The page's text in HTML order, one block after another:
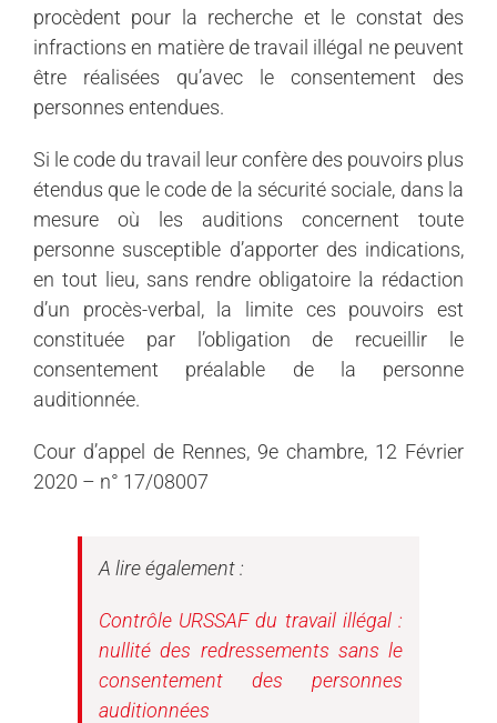
procèdent pour la recherche et le constat des
infractions en matière de travail illégal ne peuvent
être réalisées qu’avec le consentement des
personnes entendues.
Si le code du travail leur confère des pouvoirs plus
étendus que le code de la sécurité sociale, dans la
mesure où les auditions concernent toute
personne susceptible d’apporter des indications,
en tout lieu, sans rendre obligatoire la rédaction
d’un procès-verbal, la limite ces pouvoirs est
constituée par l’obligation de recueillir le
consentement préalable de la personne
auditionnée.
Cour d’appel de Rennes, 9e chambre, 12 Février
2020 – n° 17/08007
A lire également :
Contrôle URSSAFdu travail illégal :
nullité des redressements sans le
consentement des personnes
auditionnées